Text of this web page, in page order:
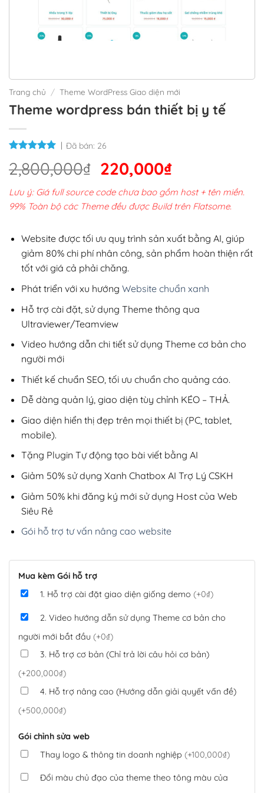
Trang chủ / Theme WordPress Giao diện mới
Theme wordpress bán thiết bị y tế
Đã bán: 26
2,800,000₫ Giá
gốc
là:
2,800,000₫.
220,000₫Giá
hiện
tại
220,000₫.
Lưu ý: Giá full source code chưa bao gồm host + tên miền.
99% Toàn bộ các Theme đều được Build trên Flatsome.
Website được tối ưu quy trình sản xuất bằng AI, giúp
giảm 80% chi phí nhân công, sản phẩm hoàn thiện rất
tốt với giá cả phải chăng.
Phát triển với xu hướng Website chuẩn xanh
Hỗ trợ cài đặt, sử dụng Theme thông qua
Ultraviewer/Teamview
Video hướng dẫn chi tiết sử dụng Theme cơ bản cho
người mới
Thiết kế chuẩn SEO, tối ưu chuẩn cho quảng cáo.
Dễ dàng quản lý, giao diện tùy chỉnh KÉO – THẢ.
Giao diện hiển thị đẹp trên mọi thiết bị (PC, tablet,
mobile).
Tặng Plugin Tự động tạo bài viết bằng AI
Giảm 50% sử dụng Xanh Chatbox AI Trợ Lý CSKH
Giảm 50% khi đăng ký mới sử dụng Host của Web
Siêu Rẻ
Gói hỗ trợ tư vấn nâng cao website
Mua kèm Gói hỗ trợ
1. Hỗ trợ cài đặt giao diện giống demo (+0₫)
2. Video hướng dẫn sử dụng Theme cơ bản cho
người mới bắt đầu (+0₫)
3. Hỗ trợ cơ bản (Chỉ trả lời câu hỏi cơ bản)
(+200,000₫)
4. Hỗ trợ nâng cao (Hướng dẫn giải quyết vấn đề)
(+500,000₫)
Gói chỉnh sửa web
Thay logo & thông tin doanh nghiệp (+100,000₫)
Đổi màu chủ đạo của theme theo tông màu của